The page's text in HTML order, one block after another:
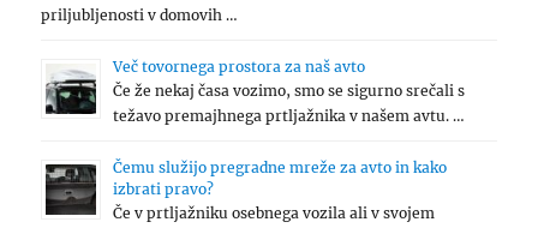
priljubljenosti v domovih …
Več tovornega prostora za naš avto
Če že nekaj časa vozimo, smo se sigurno srečali s
težavo premajhnega prtljažnika v našem avtu. …
Čemu služijo pregradne mreže za avto in kako
izbrati pravo?
Če v prtljažniku osebnega vozila ali v svojem